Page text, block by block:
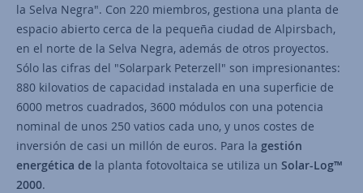
la Selva Negra". Con 220 miembros, gestiona una planta de
espacio abierto cerca de la pequeña ciudad de Alpirsbach,
en el norte de la Selva Negra, además de otros proyectos.
Sólo las cifras del "Solarpark Peterzell" son impresionantes:
880 kilovatios de capacidad instalada en una superficie de
6000 metros cuadrados, 3600 módulos con una potencia
nominal de unos 250 vatios cada uno, y unos costes de
inversión de casi un millón de euros. Para la gestión
energética de la planta fotovoltaica se utiliza un Solar-Log™
2000.